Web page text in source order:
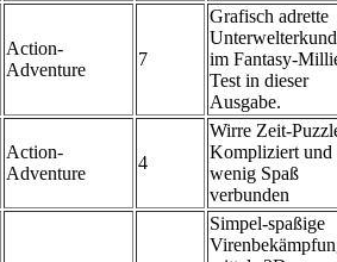
Action-
Adventure
7
Grafisch adrette
im Fantasy-
Test in dieser
Ausgabe.
Action-
Adventure
4
Wirre Zeit-
Kompliziert und
wenig Spaß
verbunden
Simpel-spaßige